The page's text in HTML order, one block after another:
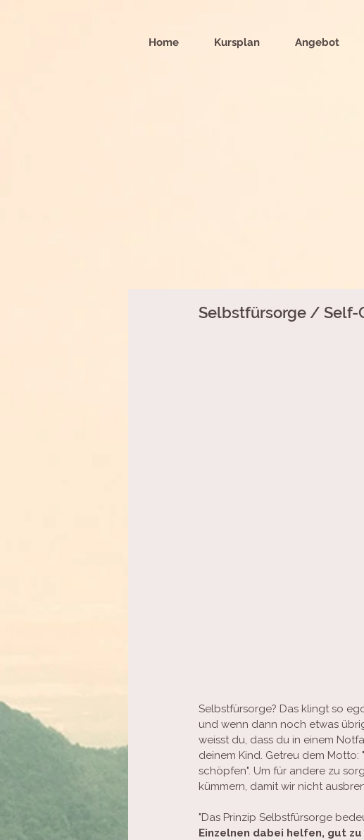
Home Kursplan Angebot
Selbstfürsorge / Self-
Selbstfürsorge? Das klingt so
und wenn dann noch etwas
weisst du, dass du in einem
deinem Kind. Getreu dem
schöpfen". Um für andere zu
kümmern, damit wir nicht
"Das Prinzip Selbstfürsorge
Einzelnen dabei helfen, gut